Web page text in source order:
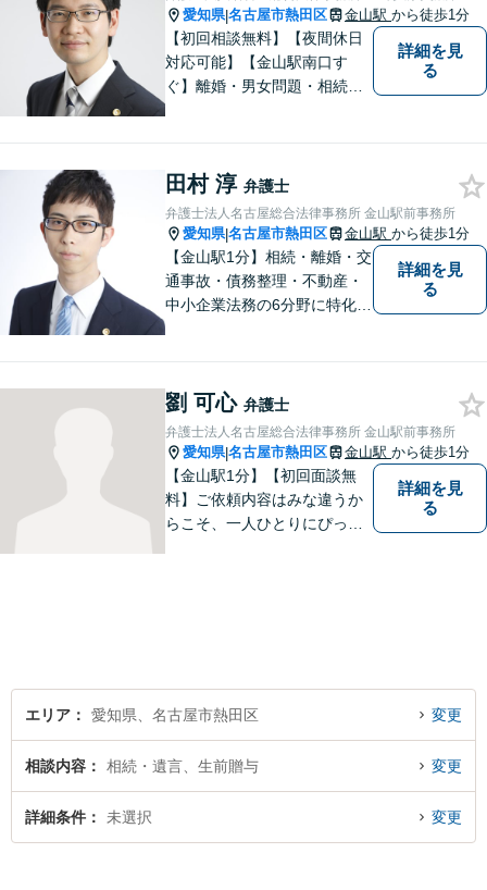
愛知県|名古屋市熱田区 金山駅 から徒歩1分
【初回相談無料】【夜間休日
対応可能】【金山駅南口す
ぐ】離婚・男女問題・相続・
詳細を見
る
田村 淳 弁護士
弁護士法人名古屋総合法律事務所 金山駅前事務所
愛知県|名古屋市熱田区 金山駅 から徒歩1分
【金山駅1分】相続・離婚・交
通事故・債務整理・不動産・
中小企業法務の6分野に特化！
ーションを重視し、情報連携
を図りながら納得の解決へと
導いてまいります。
詳細を見
る
劉 可心 弁護士
弁護士法人名古屋総合法律事務所 金山駅前事務所
愛知県|名古屋市熱田区 金山駅 から徒歩1分
【金山駅1分】【初回面談無
料】ご依頼内容はみな違うか
らこそ、一人ひとりにぴった
対応可能】
詳細を見
る
エリア 愛知県、名古屋市熱田区 変更
相談内容 相続・遺言、生前贈与 変更
詳細条件 未選択 変更